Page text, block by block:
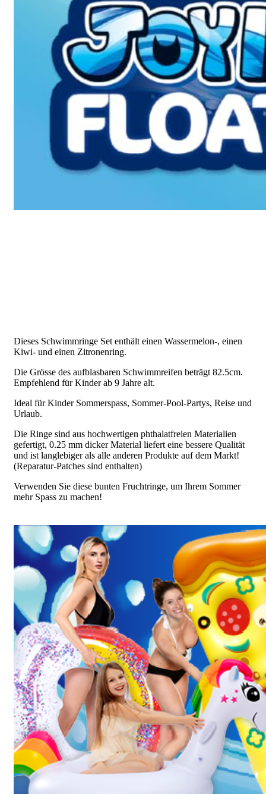
Dieses Schwimmringe Set enthält einen Wassermelon-, einen
Kiwi- und einen Zitronenring.
Die Grösse des aufblasbaren Schwimmreifen beträgt 82.5cm.
Empfehlend für Kinder ab 9 Jahre alt.
Ideal für Kinder Sommerspass, Sommer-Pool-Partys, Reise und
Urlaub.
Die Ringe sind aus hochwertigen phthalatfreien Materialien
gefertigt, 0.25 mm dicker Material liefert eine bessere Qualität
und ist langlebiger als alle anderen Produkte auf dem Markt!
(Reparatur-Patches sind enthalten)
Verwenden Sie diese bunten Fruchtringe, um Ihrem Sommer
mehr Spass zu machen!